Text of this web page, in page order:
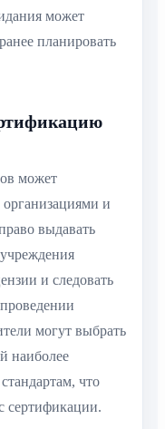
может
планировать
может
и
выдавать
и следовать
могут выбрать
наиболее
что
сертификации.